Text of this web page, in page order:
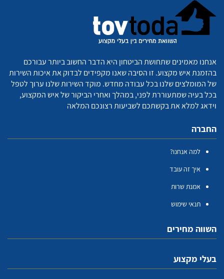
אנחנו מאמינים שתחושת הביטחון היא הדבר החשוב ביותר עבורכם
בהזמנת איש מקצוע. זו הסיבה שאנו מקפידים לבדוק את איכות השירות
של המומלצים שלנו בכל עבודה מחדש. מוקד השירות שלנו ערוך לטפל
בכל בעיה שמתעוררת לפני, במהלך ואחרי הביקור של איש המקצוע,
וידאג למלא את בקשתכם לשביעות רצונכם המלאה
החברה
למה אנחנו?
איך זה עובד
אמנת שרות
תנאי שימוש
השווה מחירים
בעלי מקצוע